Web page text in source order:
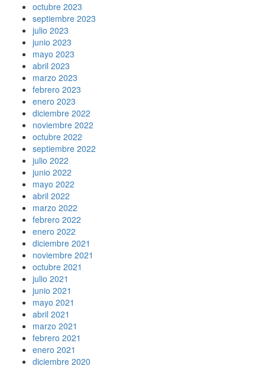
octubre 2023
septiembre 2023
julio 2023
junio 2023
mayo 2023
abril 2023
marzo 2023
febrero 2023
enero 2023
diciembre 2022
noviembre 2022
octubre 2022
septiembre 2022
julio 2022
junio 2022
mayo 2022
abril 2022
marzo 2022
febrero 2022
enero 2022
diciembre 2021
noviembre 2021
octubre 2021
julio 2021
junio 2021
mayo 2021
abril 2021
marzo 2021
febrero 2021
enero 2021
diciembre 2020